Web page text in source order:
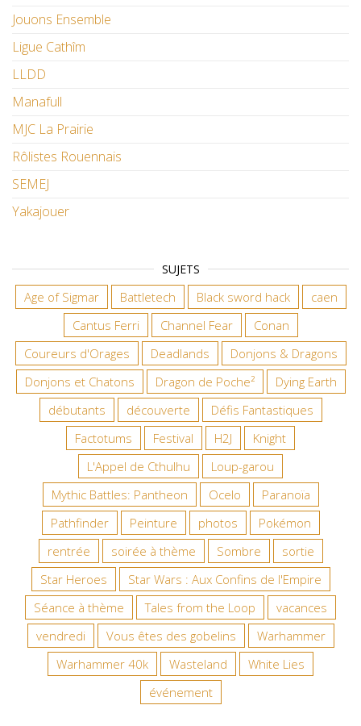
Jouons Ensemble
Ligue Cathîm
LLDD
Manafull
MJC La Prairie
Rôlistes Rouennais
SEMEJ
Yakajouer
SUJETS
Age of Sigmar Battletech Black sword hack
caen
Cantus Ferri
Channel Fear
Conan
Coureurs d'Orages
Deadlands
Donjons & Dragons
Donjons et Chatons
Dragon de Poche²
Dying Earth
débutants
découverte
Défis Fantastiques
Factotums
Festival H2J
Knight
L'Appel de Cthulhu
Loup-garou
Mythic Battles: Pantheon
Ocelo
Paranoïa
Pathfinder
Peinture photos
Pokémon
rentrée
soirée à thème Sombre
sortie
Star Heroes
Star Wars : Aux Confins de l'Empire
Séance à thème
Tales from the Loop
vacances
vendredi
Vous êtes des gobelins
Warhammer
Warhammer 40k
Wasteland
White Lies
événement